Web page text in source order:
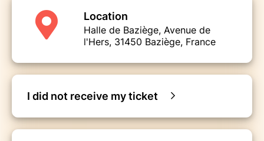
Location
Halle de Baziège, Avenue de
l'Hers, 31450 Baziège, France
I did not receive my ticket